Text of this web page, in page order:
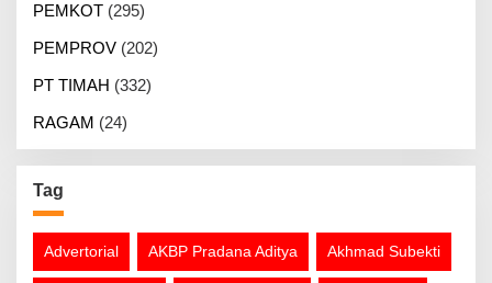
PEMKOT (295)
PEMPROV (202)
PT TIMAH (332)
RAGAM (24)
Tag
Advertorial AKBP Pradana Aditya Akhmad Subekti